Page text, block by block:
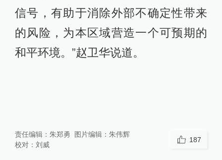
信号，有助于消除外部不确定性带来
的风险，为本区域营造一个可预期的
和平环境。”赵卫华说道。
责任编辑： 朱郑勇 图片编辑： 朱伟辉
校对： 刘威
187